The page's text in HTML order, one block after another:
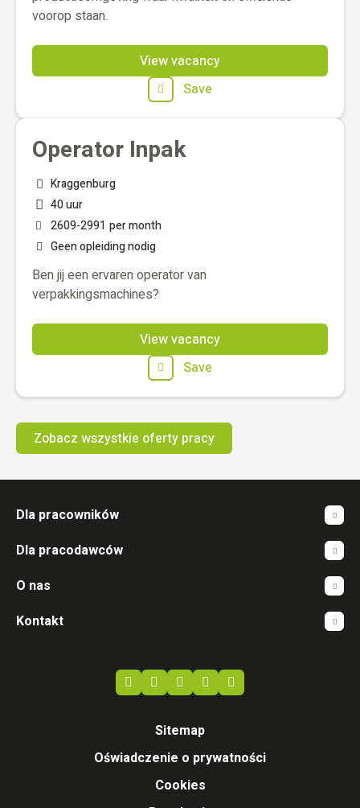
voorop staan.
View vacancy
Save
Operator Inpak
Kraggenburg
40 uur
2609-2991 per month
Geen opleiding nodig
Ben jij een ervaren operator van
verpakkingsmachines?
View vacancy
Save
Zobacz wszystkie oferty pracy
Dla pracowników
Dla pracodawców
O nas
Kontakt
Sitemap
Oświadczenie o prywatności
Cookies